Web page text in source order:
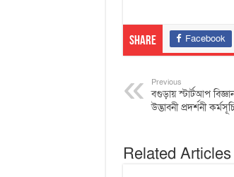
Share Facebook
Previous
বগুড়ায় স্টার্টআপ
উদ্ভাবনী প্রদর্শনী
Related Articles